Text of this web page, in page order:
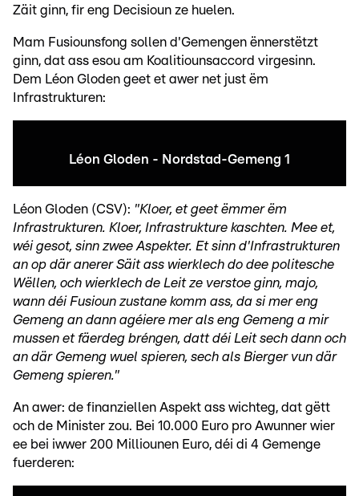
Zäit ginn, fir eng Decisioun ze huelen.
Mam Fusiounsfong sollen d'Gemengen ënnerstëtzt
ginn, dat ass esou am Koalitiounsaccord virgesinn.
Dem Léon Gloden geet et awer net just ëm
Infrastrukturen:
Léon Gloden - Nordstad-Gemeng 1
Léon Gloden (CSV): "Kloer, et geet ëmmer ëm
Infrastrukturen. Kloer, Infrastrukture kaschten. Mee et,
wéi gesot, sinn zwee Aspekter. Et sinn d'Infrastrukturen
an op där anerer Säit ass wierklech do dee politesche
Wëllen, och wierklech de Leit ze verstoe ginn, majo,
wann déi Fusioun zustane komm ass, da si mer eng
Gemeng an dann agéiere mer als eng Gemeng a mir
mussen et fäerdeg bréngen, datt déi Leit sech dann och
an där Gemeng wuel spieren, sech als Bierger vun där
Gemeng spieren."
An awer: de finanziellen Aspekt ass wichteg, dat gëtt
och de Minister zou. Bei 10.000 Euro pro Awunner wier
ee bei iwwer 200 Milliounen Euro, déi di 4 Gemenge
fuerderen: